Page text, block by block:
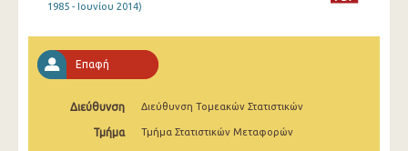
Απριλίου 2025
Φεβρουαρίου 2025
Ιανουαρίου 2025
1985 - Ιουνίου 2014)
Επαφή
Διεύθυνση Διεύθυνση Τομεακών Στατιστικών
Τμήμα Τμήμα Στατιστικών Μεταφορών